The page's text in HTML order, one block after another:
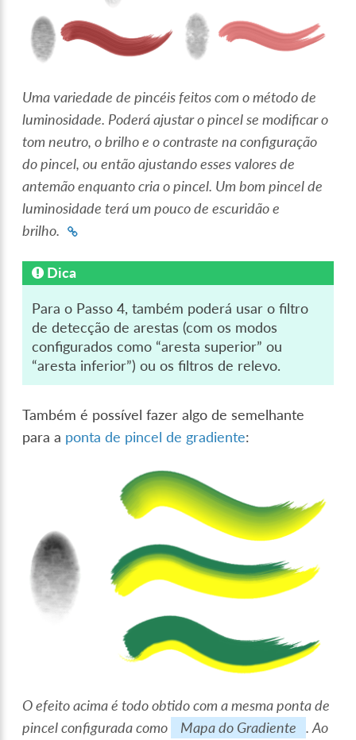
Uma variedade de pincéis feitos com o método de
luminosidade. Poderá ajustar o pincel se modificar o
tom neutro, o brilho e o contraste na configuração
do pincel, ou então ajustando esses valores de
antemão enquanto cria o pincel. Um bom pincel de
luminosidade terá um pouco de escuridão e
brilho.
Dica
Para o Passo 4, também poderá usar o filtro
de detecção de arestas (com os modos
configurados como “aresta superior” ou
“aresta inferior”) ou os filtros de relevo.
Também é possível fazer algo de semelhante
para a ponta de pincel de gradiente:
O efeito acima é todo obtido com a mesma ponta de
pincel configurada como
Mapa do Gradiente
. Ao